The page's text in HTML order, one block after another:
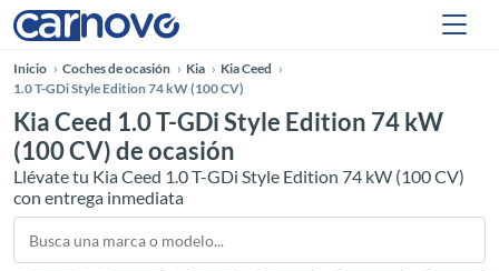
Inicio Coches de ocasión Kia
Kia Ceed
1.0 T-GDi Style Edition 74 kW (100 CV)
Kia Ceed 1.0 T-GDi Style Edition 74 kW
(100 CV) de ocasión
Llévate tu Kia Ceed 1.0 T-GDi Style Edition 74 kW (100 CV)
con entrega inmediata